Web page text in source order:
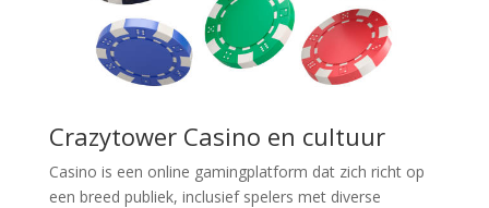
Crazytower Casino en cultuur
Casino is een online gamingplatform dat zich richt op
een breed publiek, inclusief spelers met diverse